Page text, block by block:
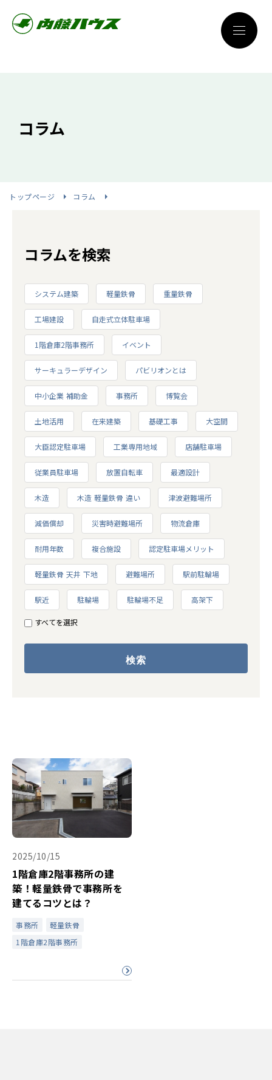
コラム
トップページ コラム
コラムを検索
システム建築 軽量鉄骨 重量鉄骨
工場建設 自走式立体駐車場
1階倉庫2階事務所 イベント
サーキュラーデザイン パビリオンとは
中小企業 補助金 事務所 博覧会
土地活用 在来建築 基礎工事 大空間
大臣認定駐車場 工業専用地域 店舗駐車場
従業員駐車場 放置自転車 最適設計
木造 木造 軽量鉄骨 違い 津波避難場所
減価償却 災害時避難場所 物流倉庫
耐用年数 複合施設 認定駐車場メリット
軽量鉄骨 天井 下地 避難場所 駅前駐輪場
駅近 駐輪場 駐輪場不足 高架下
すべてを選択
2025/10/15
1階倉庫2階事務所の建
築！軽量鉄骨で事務所を
建てるコツとは？
事務所
軽量鉄骨
1階倉庫2階事務所